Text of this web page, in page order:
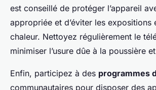
est conseillé de protéger l’appareil
appropriée et d’éviter les expositions
chaleur. Nettoyez régulièrement le
minimiser l’usure dûe à la poussière
Enfin, participez à des programmes
communautaires pour disposer des